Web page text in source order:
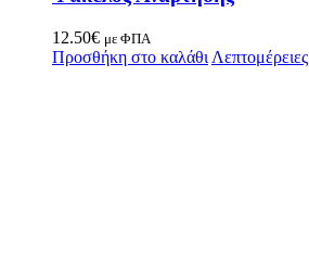
12.50€ με ΦΠΑ
Προσθήκη στο καλάθι Λεπτομέρειες